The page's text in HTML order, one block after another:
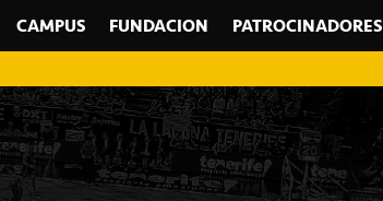
CAMPUS FUNDACION PATROCINADORES